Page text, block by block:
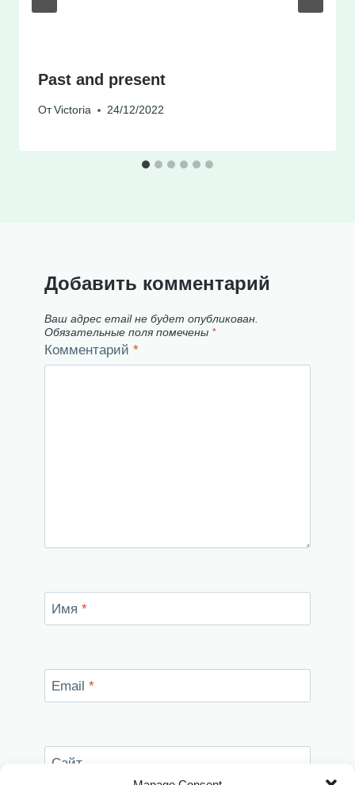
Past and present
От Victoria 24/12/2022
Добавить комментарий
Ваш адрес email не будет опубликован.
Обязательные поля помечены *
Комментарий *
Имя *
Email *
Сайт